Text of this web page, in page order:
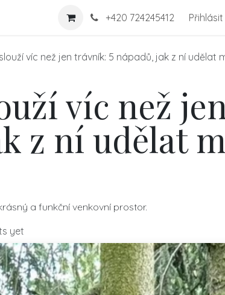
+420 724245412
víc než jen trávník: 5 nápadů, jak z ní udělat
víc než
z ní udělat
a funkční venkovní prostor.
yet